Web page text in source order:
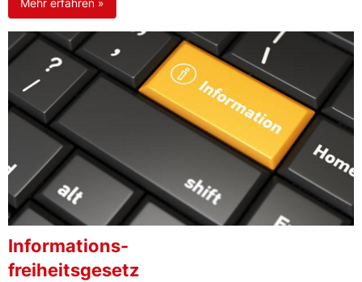
Informations-
freiheitsgesetz